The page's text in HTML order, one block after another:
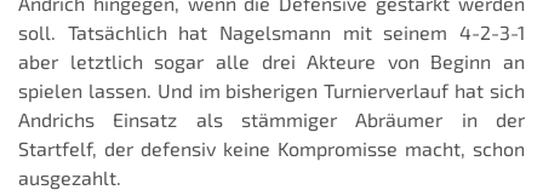
soll. Tatsächlich hat Nagelsmann mit seinem 4-2-3-1
aber letztlich sogar alle drei Akteure von Beginn an
spielen lassen. Und im bisherigen Turnierverlauf hat sich
Andrichs Einsatz als stämmiger Abräumer in der
Startfelf, der defensiv keine Kompromisse macht, schon
ausgezahlt.